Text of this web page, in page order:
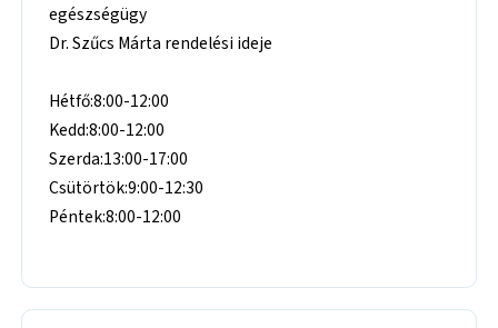
egészségügy
Dr. Szűcs Márta rendelési ideje
Hétfő:8:00-12:00
Kedd:8:00-12:00
Szerda:13:00-17:00
Csütörtök:9:00-12:30
Péntek:8:00-12:00